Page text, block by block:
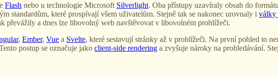
Flash nebo u technologie Microsoft Silverlight. Oba přístupy uzavíraly obsah do
standardům, které prospívají všem uživatelům. Stejně tak se nakonec urovnaly i války
převážily a dnes lze libovolný web navštěvovat v libovolném prohlížeči.
, Ember, Vue a Svelte, které sestavují stránky až v prohlížeči. Na první pohled to
postup se označuje jako client-side rendering a zvyšuje nároky na prohledávání.